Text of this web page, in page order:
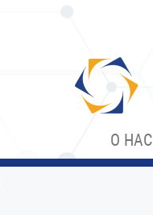
О НАС